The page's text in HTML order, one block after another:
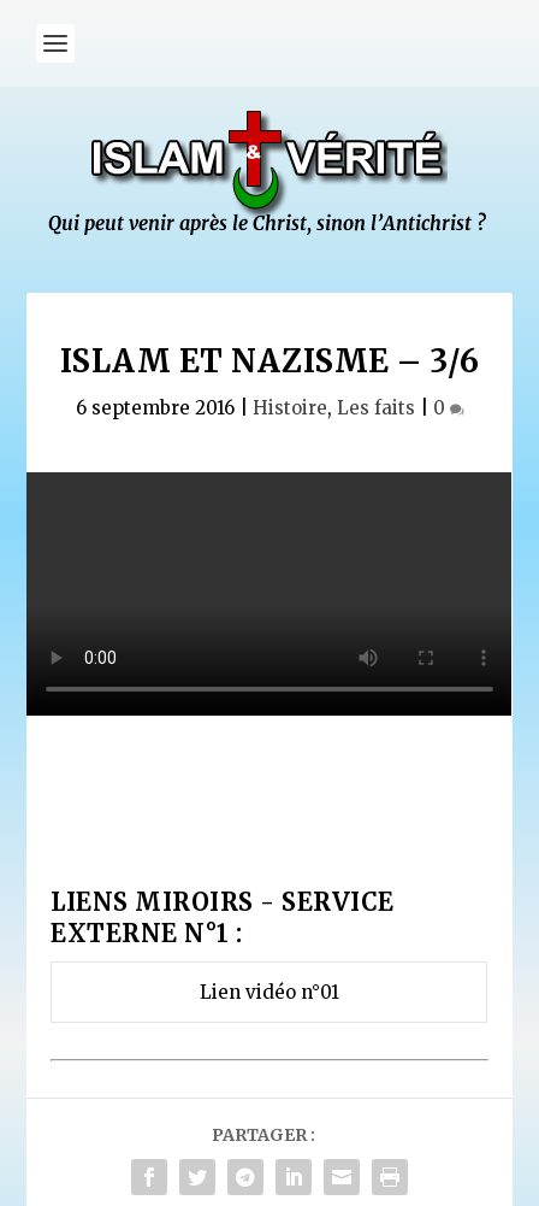
ISLAM ET NAZISME – 3/6
6 septembre 2016| Histoire, Les faits 0
LIENS MIROIRS - SERVICE
EXTERNE N°1 :
Lien vidéo n°01
PARTAGER :